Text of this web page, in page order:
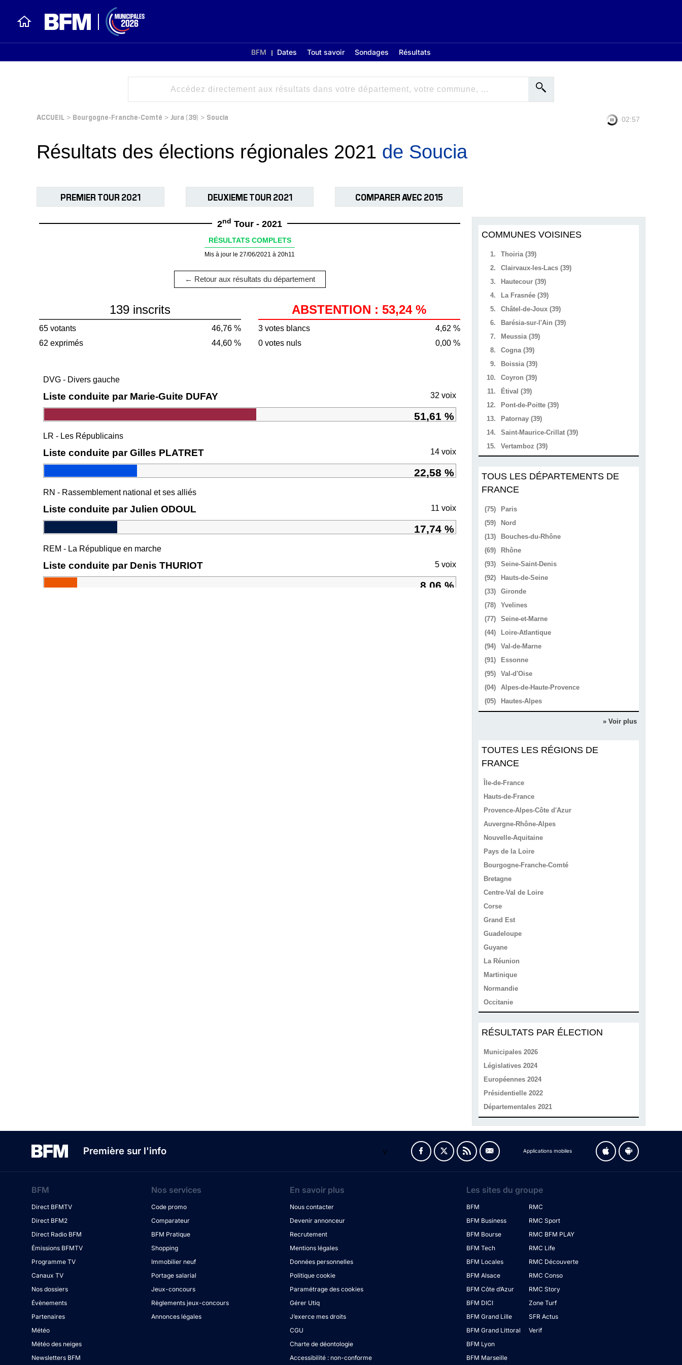
BFM Dates Tout savoir Sondages Résultats
ACCUEIL > Bourgogne-Franche-Comté > Jura (39) > Soucia 02:56
Résultats des élections régionales 2021 de Soucia
PREMIER TOUR 2021 DEUXIEME TOUR 2021 COMPARER AVEC 2015
2nd Tour - 2021
RÉSULTATS COMPLETS
Mis à jour le 27/06/2021 à 20h11
← Retour aux résultats du département
139 inscrits
65 votants
46,76 %
62 exprimés
44,60 %
ABSTENTION : 53,24 %
3 votes blancs
4,62 %
0 votes nuls
0,00 %
DVG - Divers gauche
Liste conduite par Marie-Guite DUFAY 32 voix
51,61 %
LR - Les Républicains
Liste conduite par Gilles PLATRET 14 voix
22,58 %
RN - Rassemblement national et ses alliés
Liste conduite par Julien ODOUL 11 voix
17,74 %
REM - La République en marche
Liste conduite par Denis THURIOT 5 voix
8,06 %
COMMUNES VOISINES
1.
Thoiria (39)
2.
Clairvaux-les-Lacs (39)
3.
Hautecour (39)
4.
La Frasnée (39)
5.
Châtel-de-Joux (39)
6.
Barésia-sur-l'Ain (39)
7.
Meussia (39)
8.
Cogna (39)
9.
Boissia (39)
10.
Coyron (39)
11.
Étival (39)
12.
Pont-de-Poitte (39)
13.
Patornay (39)
14.
Saint-Maurice-Crillat (39)
15.
Vertamboz (39)
TOUS LES DÉPARTEMENTS DE
FRANCE
(75)
Paris
(59)
Nord
(13)
Bouches-du-Rhône
(69)
Rhône
(93)
Seine-Saint-Denis
(92)
Hauts-de-Seine
(33)
Gironde
(78)
Yvelines
(77)
Seine-et-Marne
(44)
Loire-Atlantique
(94)
Val-de-Marne
(91)
Essonne
(95)
Val-d'Oise
(04)
Alpes-de-Haute-Provence
(05)
Hautes-Alpes
» Voir plus
TOUTES LES RÉGIONS DE
FRANCE
Île-de-France
Hauts-de-France
Provence-Alpes-Côte d'Azur
Auvergne-Rhône-Alpes
Nouvelle-Aquitaine
Pays de la Loire
Bourgogne-Franche-Comté
Bretagne
Centre-Val de Loire
Corse
Grand Est
Guadeloupe
Guyane
La Réunion
Martinique
Normandie
Occitanie
RÉSULTATS PAR ÉLECTION
Municipales 2026
Législatives 2024
Européennes 2024
Présidentielle 2022
Départementales 2021
Première sur l'info v Applications mobiles
BFM
Direct BFMTV
Direct BFM2
Direct Radio BFM
Émissions BFMTV
Programme TV
Canaux TV
Nos dossiers
Évènements
Partenaires
Météo
Météo des neiges
Newsletters BFM
Nos services
Code promo
Comparateur
BFM Pratique
Shopping
Immobilier neuf
Portage salarial
Jeux-concours
Règlements jeux-concours
Annonces légales
En savoir plus
Nous contacter
Devenir annonceur
Recrutement
Mentions légales
Données personnelles
Politique cookie
Paramétrage des cookies
Gérer Utiq
J’exerce mes droits
CGU
Charte de déontologie
Accessibilité : non-conforme
Les sites du groupe
BFM
BFM Business
BFM Bourse
BFM Tech
BFM Locales
BFM Alsace
BFM Côte d’Azur
BFM DICI
BFM Grand Lille
BFM Grand Littoral
BFM Lyon
BFM Marseille
RMC
RMC Sport
RMC BFM PLAY
RMC Life
RMC Découverte
RMC Conso
RMC Story
Zone Turf
SFR Actus
Verif